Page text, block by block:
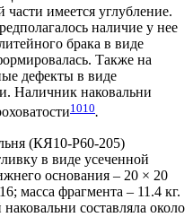
имеется углубление.
наличие у нее
брака в виде
Также на
дефекты в виде
Наличник наковальни
1010.
(КЯ10-Р60-205)
в виде усеченной
основания – 20 × 20
масса фрагмента – 11.4 кг.
составляла около